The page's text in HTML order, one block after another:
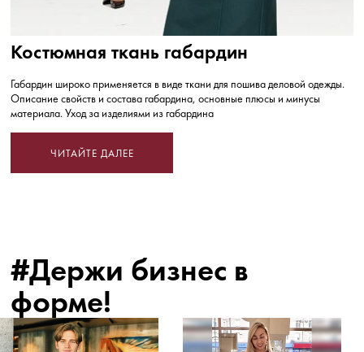
Костюмная ткань габардин
Габардин широко применяется в виде ткани для пошива деловой одежды.
Описание свойств и состава габардина, основные плюсы и минусы
материала. Уход за изделиями из габардина
ЧИТАЙТЕ ДАЛЕЕ
#Держи бизнес в
форме!